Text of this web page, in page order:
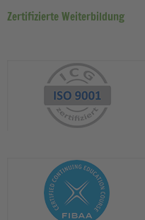
Zertifizierte Weiterbildung